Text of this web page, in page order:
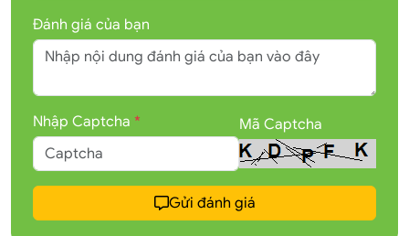
Đánh giá của bạn
Nhập Captcha * Mã Captcha
Gửi đánh giá